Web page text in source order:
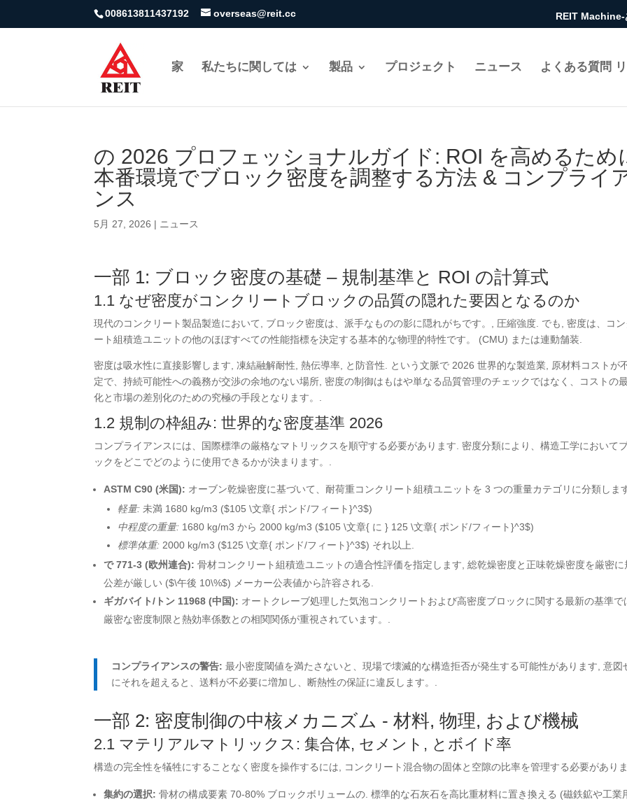
008613811437192 overseas@reit.cc REIT Machine-
家 私たちに関しては 製品 プロジェクト ニュース よくある質問
の 2026 プロフェッショナルガイド: ROI を高めるため
本番環境でブロック密度を調整する方法 & コンプライ
ンス
5月 27, 2026 | ニュース
一部 1: ブロック密度の基礎 – 規制基準と ROI の計算式
1.1 なぜ密度がコンクリートブロックの品質の隠れた要因となるのか
現代のコンクリート製品製造において, ブロック密度は、派手なものの影に隠れがちです。, 圧縮強度. でも, 密度は、コン
ート組積造ユニットの他のほぼすべての性能指標を決定する基本的な物理的特性です。 (CMU) または連動舗装.
密度は吸水性に直接影響します, 凍結融解耐性, 熱伝導率, と防音性. という文脈で 2026 世界的な製造業, 原材料コストが
定で、持続可能性への義務が交渉の余地のない場所, 密度の制御はもはや単なる品質管理のチェックではなく、コストの
化と市場の差別化のための究極の手段となります。.
1.2 規制の枠組み: 世界的な密度基準 2026
コンプライアンスには、国際標準の厳格なマトリックスを順守する必要があります. 密度分類により、構造工学において
ックをどこでどのように使用できるかが決まります。.
ASTM C90 (米国): オーブン乾燥密度に基づいて、耐荷重コンクリート組積ユニットを 3 つの重量カテゴリに分類しま
軽量: 未満 1680 kg/m3 ($105 \文章{ ポンド/フィート}^3$)
中程度の重量: 1680 kg/m3 から 2000 kg/m3 ($105 \文章{ に } 125 \文章{ ポンド/フィート}^3$)
標準体重: 2000 kg/m3 ($125 \文章{ ポンド/フィート}^3$) それ以上.
で 771-3 (欧州連合): 骨材コンクリート組積造ユニットの適合性評価を指定します, 総乾燥密度と正味乾燥密度を厳密に
公差が厳しい ($\午後 10\%$) メーカー公表値から許容される.
ギガバイト/トン 11968 (中国): オートクレーブ処理した気泡コンクリートおよび高密度ブロックに関する最新の基準で
厳密な密度制限と熱効率係数との相関関係が重視されています。.
コンプライアンスの警告: 最小密度閾値を満たさないと、現場で壊滅的な構造拒否が発生する可能性があります, 意図
にそれを超えると、送料が不必要に増加し、断熱性の保証に違反します。.
一部 2: 密度制御の中核メカニズム - 材料, 物理, および機械
2.1 マテリアルマトリックス: 集合体, セメント, とボイド率
構造の完全性を犠牲にすることなく密度を操作するには, コンクリート混合物の固体と空隙の比率を管理する必要がありま
集約の選択: 骨材の構成要素 70-80% ブロックボリュームの. 標準的な石灰石を高比重材料に置き換える (磁鉄鉱や工業